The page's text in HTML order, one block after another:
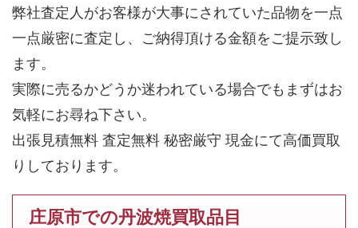
弊社査定人がお客様が大事にされていた品物を一点
一点厳密に査定し、ご納得頂ける金額をご提示致し
ます。
実際に売るかどうか迷われている場合でもまずはお
気軽にお尋ね下さい。
出張見積無料 査定無料 秘密厳守 現金にて高価買取
りしております。
庄原市での丹波焼買取品目